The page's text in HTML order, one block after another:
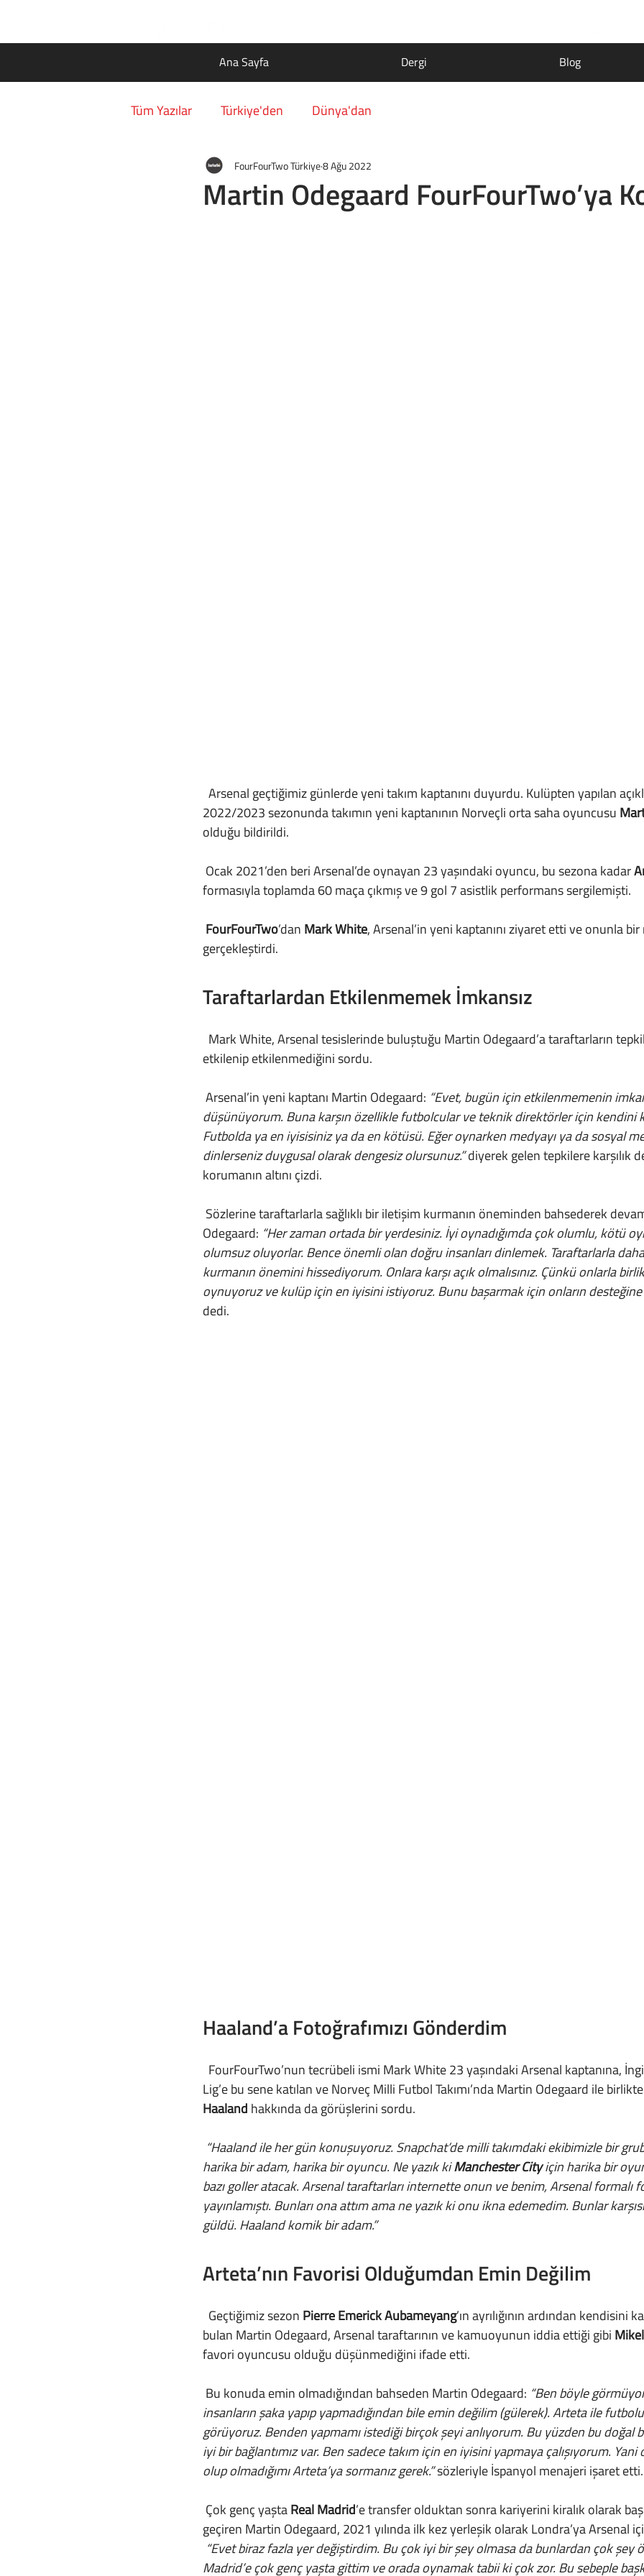
Tüm Yazılar Türkiye'den Dünya'dan
Martin Odegaard FourFourTwo’ya
FourFourTwo Türkiye8 Ağu 2022
2022/2023 sezonunda takımın yeni kaptanının Norveçli orta saha oyuncusu
olduğu bildirildi.
Ocak 2021’den beri Arsenal’de oynayan 23 yaşındaki oyuncu, bu sezona kadar
formasıyla toplamda 60 maça çıkmış ve 9 gol 7 asistlik performans sergilemişti.
FourFourTwo’dan Mark White, Arsenal’in yeni kaptanını ziyaret etti ve onunla
gerçekleştirdi.
Taraftarlardan Etkilenmemek İmkansız
etkilenip etkilenmediğini sordu.
Arsenal’in yeni kaptanı Martin Odegaard: “Evet, bugün için etkilenmemenin
düşünüyorum. Buna karşın özellikle futbolcular ve teknik direktörler için kendini
Futbolda ya en iyisisiniz ya da en kötüsü. Eğer oynarken medyayı ya da sosyal
dinlerseniz duygusal olarak dengesiz olursunuz.” diyerek gelen tepkilere karşılık
korumanın altını çizdi.
Odegaard: “Her zaman ortada bir yerdesiniz. İyi oynadığımda çok olumlu, kötü
olumsuz oluyorlar. Bence önemli olan doğru insanları dinlemek. Taraftarlarla
kurmanın önemini hissediyorum. Onlara karşı açık olmalısınız. Çünkü onlarla
oynuyoruz ve kulüp için en iyisini istiyoruz. Bunu başarmak için onların desteğine
dedi.
Haaland’a Fotoğrafımızı Gönderdim
Lig’e bu sene katılan ve Norveç Milli Futbol Takımı’nda Martin Odegaard ile
Haaland hakkında da görüşlerini sordu.
harika bir adam, harika bir oyuncu. Ne yazık ki Manchester City için harika bir
bazı goller atacak. Arsenal taraftarları internette onun ve benim, Arsenal formalı
yayınlamıştı. Bunları ona attım ama ne yazık ki onu ikna edemedim. Bunlar
güldü. Haaland komik bir adam.”
Arteta’nın Favorisi Olduğumdan Emin Değilim
  Geçtiğimiz sezon
Pierre Emerick Aubameyang’ın ayrılığının ardından kendisini
bulan Martin Odegaard, Arsenal taraftarının ve kamuoyunun iddia ettiği gibi
favori oyuncusu olduğu düşünmediğini ifade etti.
Bu konuda emin olmadığından bahseden Martin Odegaard: “Ben böyle
insanların şaka yapıp yapmadığından bile emin değilim (gülerek). Arteta ile
görüyoruz. Benden yapmamı istediği birçok şeyi anlıyorum. Bu yüzden bu doğal
iyi bir bağlantımız var. Ben sadece takım için en iyisini yapmaya çalışıyorum.
olup olmadığımı Arteta’ya sormanız gerek.” sözleriyle İspanyol menajeri işaret etti.
Çok genç yaşta Real Madrid’e transfer olduktan sonra kariyerini kiralık olarak
geçiren Martin Odegaard, 2021 yılında ilk kez yerleşik olarak Londra’ya Arsenal
Madrid’e çok genç yaşta gittim ve orada oynamak tabii ki çok zor. Bu sebeple
Ana Sayfa Dergi Blog